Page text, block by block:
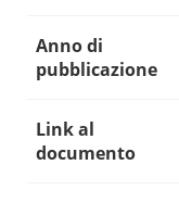
Anno di
pubblicazione
Link al
documento